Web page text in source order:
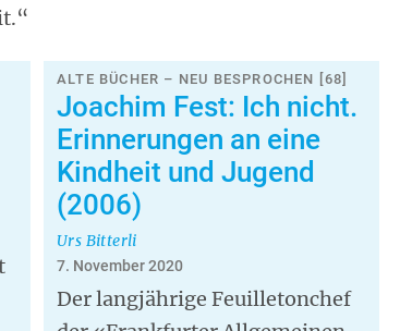
ALTE BÜCHER – NEU BESPROCHEN [68]
Joachim Fest: Ich nicht.
Erinnerungen an eine
Kindheit und Jugend
(2006)
Urs Bitterli
7. November 2020
Der langjährige Feuilletonchef